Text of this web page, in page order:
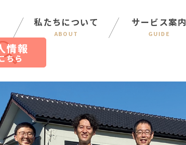
私たちについて
ABOUT
サービス案内
GUIDE